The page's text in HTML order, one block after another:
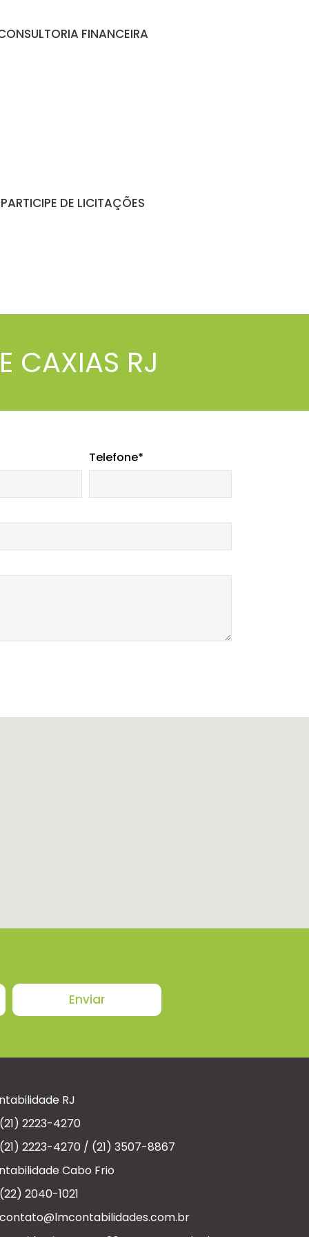
FINANCEIRA
PARTICIPE DE LICITAÇÕES
CAXIAS RJ
Telefone*
Enviar
RJ
2223-4270
2223-4270 / (21) 3507-8867
Cabo Frio
2040-1021